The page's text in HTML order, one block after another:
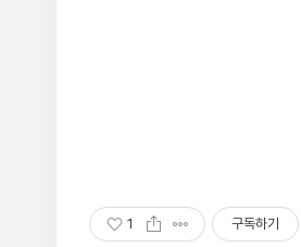
1 구독하기